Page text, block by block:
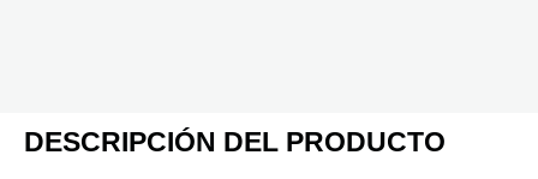
DESCRIPCIÓN DEL PRODUCTO